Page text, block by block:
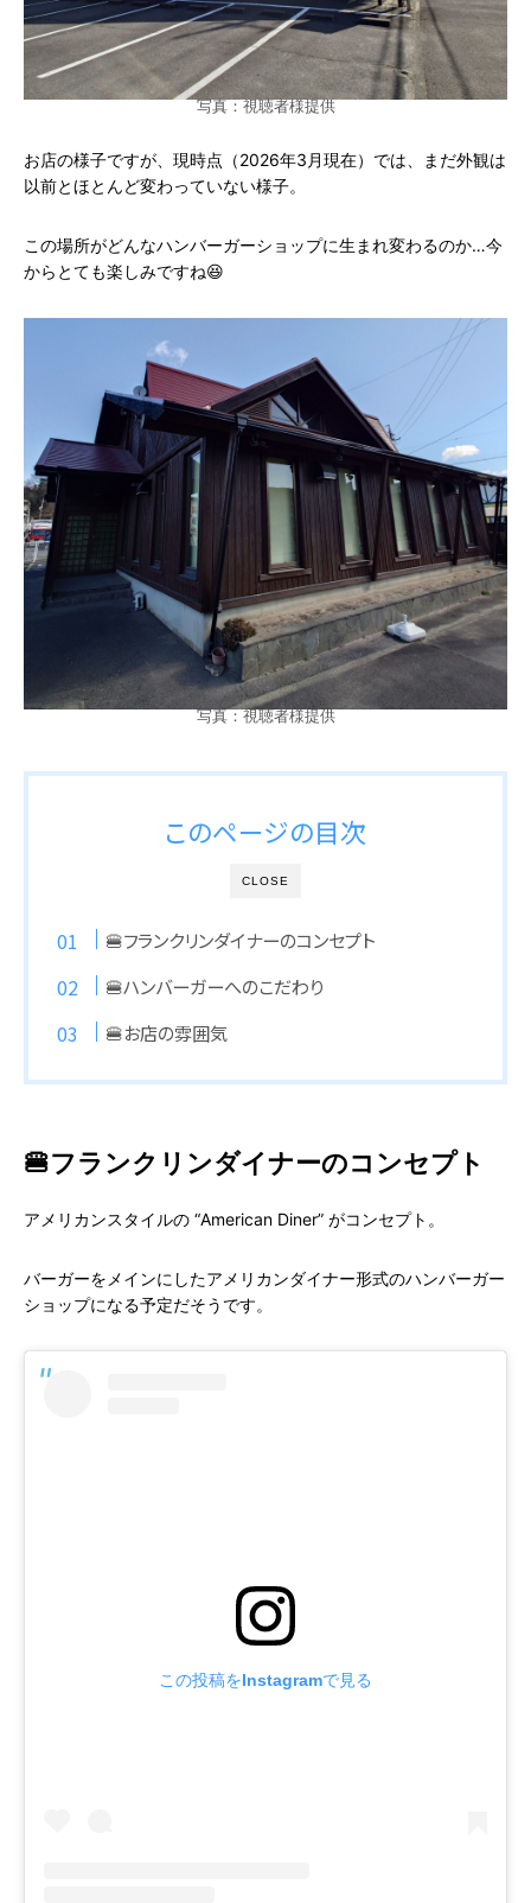
写真：視聴者様提供
お店の様子ですが、現時点（2026年3月現在）では、まだ外観は
以前とほとんど変わっていない様子。
この場所がどんなハンバーガーショップに生まれ変わるのか…今
からとても楽しみですね😆
写真：視聴者様提供
CLOSE
このページの目次
🍔フランクリンダイナーのコンセプト
🍔ハンバーガーへのこだわり
🍔お店の雰囲気
🍔フランクリンダイナーのコンセプト
アメリカンスタイルの “American Diner” がコンセプト。
バーガーをメインにしたアメリカンダイナー形式のハンバーガー
ショップになる予定だそうです。
この投稿をInstagramで見る